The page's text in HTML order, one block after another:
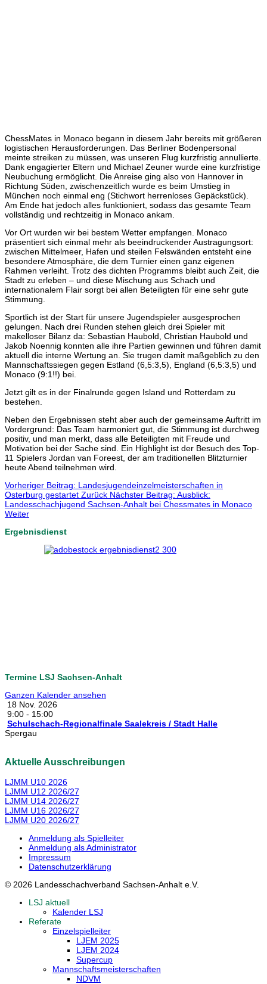
ChessMates in Monaco begann in diesem Jahr bereits mit größeren
logistischen Herausforderungen. Das Berliner Bodenpersonal
meinte streiken zu müssen, was unseren Flug kurzfristig annullierte.
Dank engagierter Eltern und Michael Zeuner wurde eine kurzfristige
Neubuchung ermöglicht. Die Anreise ging also von Hannover in
Richtung Süden, zwischenzeitlich wurde es beim Umstieg in
München noch einmal eng (Stichwort herrenloses Gepäckstück).
Am Ende hat jedoch alles funktioniert, sodass das gesamte Team
vollständig und rechtzeitig in Monaco ankam.
Vor Ort wurden wir bei bestem Wetter empfangen. Monaco
präsentiert sich einmal mehr als beeindruckender Austragungsort:
zwischen Mittelmeer, Hafen und steilen Felswänden entsteht eine
besondere Atmosphäre, die dem Turnier einen ganz eigenen
Rahmen verleiht. Trotz des dichten Programms bleibt auch Zeit, die
Stadt zu erleben – und diese Mischung aus Schach und
internationalem Flair sorgt bei allen Beteiligten für eine sehr gute
Stimmung.
Sportlich ist der Start für unsere Jugendspieler ausgesprochen
gelungen. Nach drei Runden stehen gleich drei Spieler mit
makelloser Bilanz da: Sebastian Haubold, Christian Haubold und
Jakob Noennig konnten alle ihre Partien gewinnen und führen damit
aktuell die interne Wertung an. Sie trugen damit maßgeblich zu den
Mannschaftssiegen gegen Estland (6,5:3,5), England (6,5:3,5) und
Monaco (9:1!!) bei.
Jetzt gilt es in der Finalrunde gegen Island und Rotterdam zu
bestehen.
Neben den Ergebnissen steht aber auch der gemeinsame Auftritt im
Vordergrund: Das Team harmoniert gut, die Stimmung ist durchweg
positiv, und man merkt, dass alle Beteiligten mit Freude und
Motivation bei der Sache sind. Ein Highlight ist der Besuch des Top-
11 Spielers Jordan van Foreest, der am traditionellen Blitzturnier
heute Abend teilnehmen wird.
Vorheriger Beitrag: Landesjugendeinzelmeisterschaften in
Osterburg gestartet Zurück Nächster Beitrag: Ausblick:
Landesschachjugend Sachsen-Anhalt bei Chessmates in Monaco
Weiter
Ergebnisdienst
Termine LSJ Sachsen-Anhalt
Ganzen Kalender ansehen
18 Nov. 2026
9:00 - 15:00
Schulschach-Regionalfinale Saalekreis / Stadt Halle
Spergau
Aktuelle Ausschreibungen
LJMM U10 2026
LJMM U12 2026/27
LJMM U14 2026/27
LJMM U16 2026/27
LJMM U20 2026/27
Anmeldung als Spielleiter
Anmeldung als Administrator
Impressum
Datenschutzerklärung
© 2026 Landesschachverband Sachsen-Anhalt e.V.
LSJ aktuell
Kalender LSJ
Referate
Einzelspielleiter
LJEM 2025
LJEM 2024
Supercup
Mannschaftsmeisterschaften
NDVM